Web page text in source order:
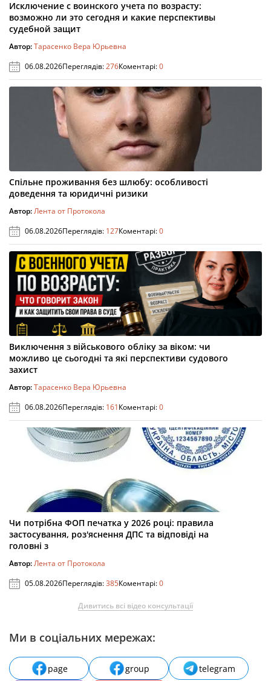
Исключение с воинского учета по возрасту:
возможно ли это сегодня и какие перспективы
судебной защит
Автор:Тарасенко Вера Юрьевна
06.08.2026Переглядів:276Коментарі:0
Спільне проживання без шлюбу: особливості
доведення та юридичні ризики
Автор:Лента от Протокола
06.08.2026Переглядів: 127Коментарі:0
Виключення з військового обліку за віком: чи
можливо це сьогодні та які перспективи судового
захист
Автор:Тарасенко Вера Юрьевна
06.08.2026Переглядів: 161Коментарі:0
Чи потрібна ФОП печатка у 2026 році: правила
застосування, роз'яснення ДПС та відповіді на
головні з
Автор:Лента от Протокола
05.08.2026Переглядів:385Коментарі:0
Дивитись всі відео консультації
Ми в соціальних мережах:
page group
telegram